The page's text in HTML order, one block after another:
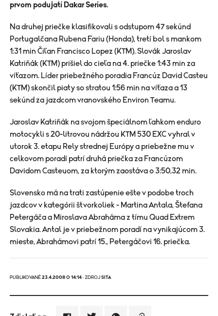
prvom podujatí Dakar Series.
Na druhej priečke klasifikovali s odstupom 47 sekúnd
Portugalčana Rubena Fariu (Honda), tretí bol s mankom
1:31 min Čiľan Francisco Lopez (KTM). Slovák Jaroslav
Katriňák (KTM) prišiel do cieľa na 4. priečke 1:43 min za
víťazom. Líder priebežného poradia Francúz David Casteu
(KTM) skončil piaty so stratou 1:56 min na víťaza a 13
sekúnd za jazdcom vranovského Environ Teamu.
Jaroslav Katriňák na svojom špeciálnom ľahkom enduro
motocykli s 20-litrovou nádržou KTM 530 EXC vyhral v
utorok 3. etapu Rely strednej Európy a priebežne mu v
celkovom poradí patrí druhá priečka za Francúzom
Davidom Casteuom, za ktorým zaostáva o 3:50,32 min.
Slovensko má na trati zastúpenie ešte v podobe troch
jazdcov v kategórii štvorkoliek - Martina Antala, Štefana
Petergáča a Miroslava Abraháma z tímu Quad Extrem
Slovakia. Antal je v priebežnom poradí na vynikajúcom 3.
mieste, Abrahámovi patrí 15., Petergáčovi 16. priečka.
PUBLIKOVANÉ 23.4.2008 O 14:14 · ZDROJ SITA